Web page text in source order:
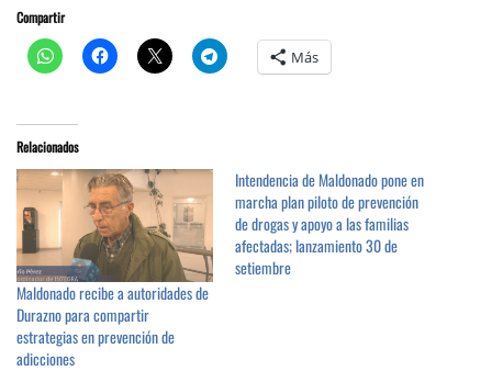
Compartir
Más
Relacionados
Maldonado recibe a autoridades de
Durazno para compartir
estrategias en prevención de
adicciones
Intendencia de Maldonado pone en
marcha plan piloto de prevención
de drogas y apoyo a las familias
afectadas; lanzamiento 30 de
setiembre